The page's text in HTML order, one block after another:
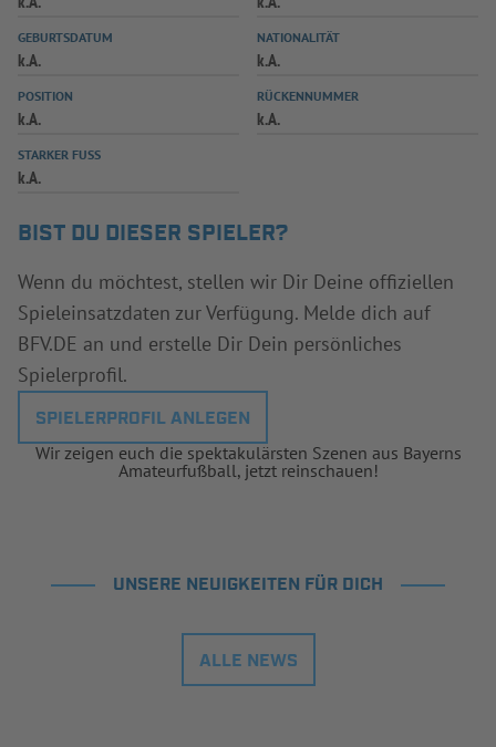
SPIELPLUS
GEBURTSDATUM
k.A.
NATIONALITÄT
k.A.
POSITION
k.A.
RÜCKENNUMMER
k.A.
STARKER FUSS
k.A.
BIST DU DIESER SPIELER?
Wenn du möchtest, stellen wir Dir Deine offiziellen
Spieleinsatzdaten zur Verfügung. Melde dich auf
BFV.DE an und erstelle Dir Dein persönliches
Spielerprofil.
SPIELERPROFIL ANLEGEN
Wir zeigen euch die spektakulärsten Szenen aus Bayerns
Amateurfußball, jetzt reinschauen!
UNSERE NEUIGKEITEN FÜR DICH
ALLE NEWS